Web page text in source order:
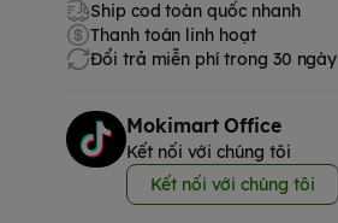
Ship cod toàn quốc nhanh
Thanh toán linh hoạt
Đổi trả miễn phí trong 30 ngày
Mokimart Office
Kết nối với chúng tôi
Kết nối với chúng tôi